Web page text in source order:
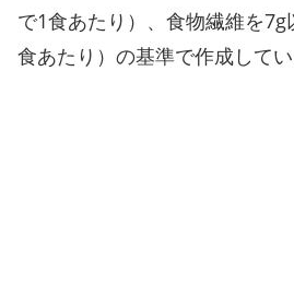
で1食あたり）、食物繊維を7g
食あたり）の基準で作成してい